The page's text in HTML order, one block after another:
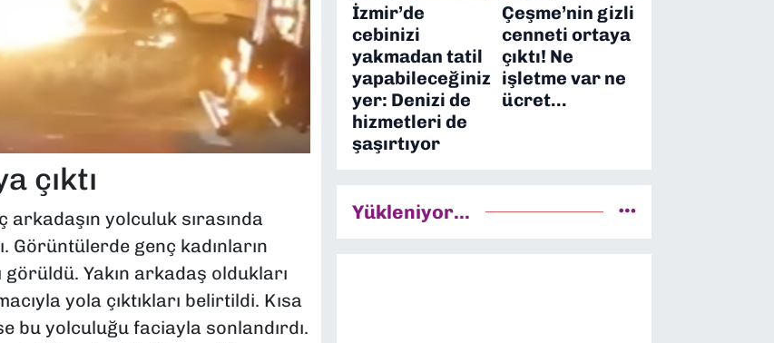
çıktı
arkadaşın yolculuk sırasında
Görüntülerde genç kadınların
Yakın arkadaş oldukları
yola çıktıkları belirtildi. Kısa
bu yolculuğu faciayla sonlandırdı.
İzmir’de
cebinizi
yakmadan tatil
yapabileceğiniz
yer: Denizi de
hizmetleri de
şaşırtıyor
Çeşme’nin gizli
cenneti ortaya
çıktı! Ne
işletme var ne
ücret…
Yükleniyor...